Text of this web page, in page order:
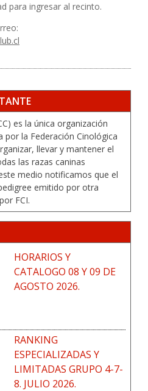
para ingresar al recinto.
es la única organización
por la Federación Cinológica
llevar y mantener el
las razas caninas
medio notificamos que el
emitido por otra
FCI.
HORARIOS Y
CATALOGO 08 Y 09 DE
AGOSTO 2026.
RANKING
ESPECIALIZADAS Y
LIMITADAS GRUPO 4-7-
8. JULIO 2026.